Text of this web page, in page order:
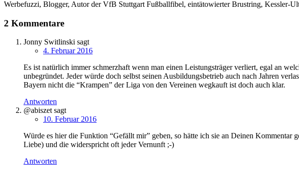
Werbefuzzi, Blogger, Autor der VfB Stuttgart Fußballfibel, eintätowierter Brustring, Kessler-
2 Kommentare
Jonny Switlinski sagt
4. Februar 2016
Es ist natürlich immer schmerzhaft wenn man einen Leistungsträger verliert, egal an
unbegründet. Jeder würde doch selbst seinen Ausbildungsbetrieb auch nach Jahren
Bayern nicht die “Krampen” der Liga von den Vereinen wegkauft ist doch auch klar.
Antworten
@abiszet sagt
10. Februar 2016
Würde es hier die Funktion “Gefällt mir” geben, so hätte ich sie an Deinen Kommentar
Liebe) und die widerspricht oft jeder Vernunft ;-)
Antworten